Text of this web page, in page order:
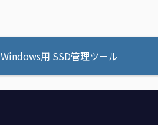
Windows用 SSD管理ツール